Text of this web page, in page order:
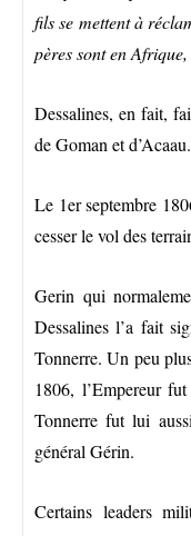
fils se mettent à
pères sont en
Dessalines, en fait,
de Goman et d’Acaau.
Le 1er septembre
cesser le vol des
Gerin qui
Dessalines l’a fait
Tonnerre. Un peu
1806, l’Empereur
Tonnerre fut lui
général Gérin.
Certains leaders